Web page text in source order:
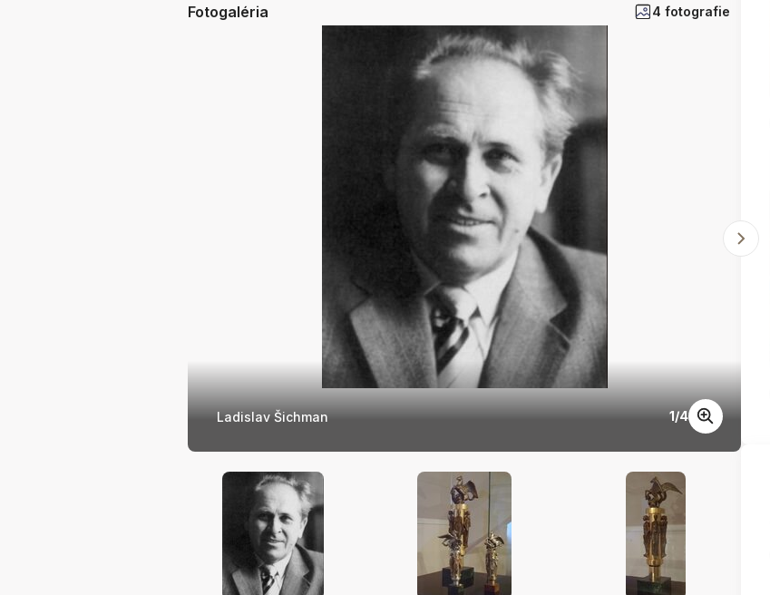
Fotogaléria
4 fotografie
Ladislav Šichman 1/4